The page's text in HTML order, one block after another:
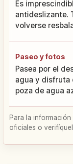
Es
antideslizante.
volverse
Paseo y fotos
Pasea por el
agua y disfruta
poza de agua
Para la
oficiales o